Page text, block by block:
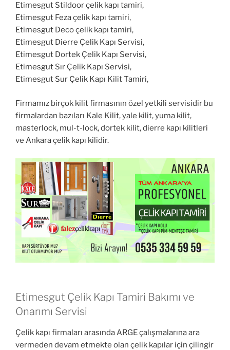
Etimesgut Stildoor çelik kapı tamiri,
Etimesgut Feza çelik kapı tamiri,
Etimesgut Deco çelik kapı tamiri,
Etimesgut Dierre Çelik Kapı Servisi,
Etimesgut Dortek Çelik Kapı Servisi,
Etimesgut Sır Çelik Kapı Servisi,
Etimesgut Sur Çelik Kapı Kilit Tamiri,
Firmamız birçok kilit firmasının özel yetkili servisidir bu
firmalardan bazıları Kale Kilit, yale kilit, yuma kilit,
masterlock, mul-t-lock, dortek kilit, dierre kapı kilitleri
ve Ankara çelik kapı kilidir.
Etimesgut Çelik Kapı Tamiri Bakımı ve
Onarımı Servisi
Çelik kapı firmaları arasında ARGE çalışmalarına ara
vermeden devam etmekte olan çelik kapılar için çilingir